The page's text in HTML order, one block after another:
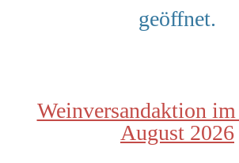
geöffnet.
Weinversandaktion
August 2026